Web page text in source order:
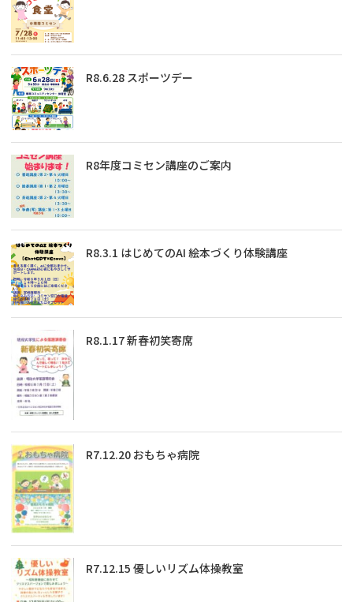
R8.6.28 スポーツデー
R8年度コミセン講座のご案内
R8.3.1 はじめてのAI 絵本づくり体験講座
R8.1.17 新春初笑寄席
R7.12.20 おもちゃ病院
R7.12.15 優しいリズム体操教室